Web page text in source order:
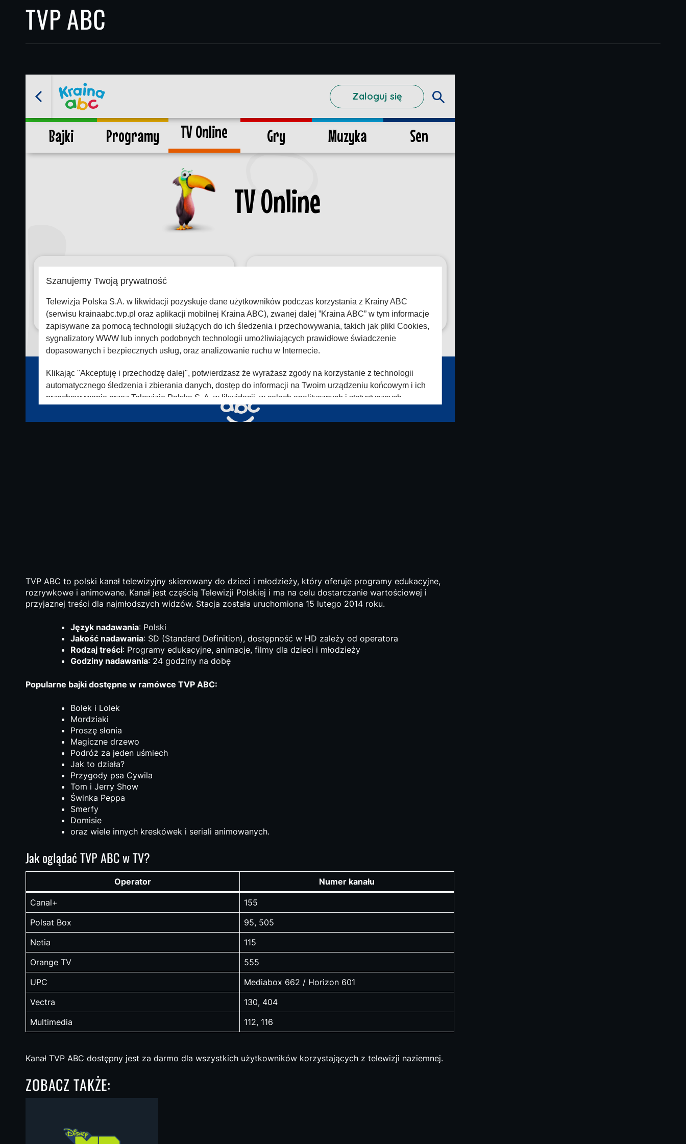
TVP ABC
TVP ABC to polski kanał telewizyjny skierowany do dzieci i młodzieży, który oferuje programy edukacyjne,
rozrywkowe i animowane. Kanał jest częścią Telewizji Polskiej i ma na celu dostarczanie wartościowej i
przyjaznej treści dla najmłodszych widzów. Stacja została uruchomiona 15 lutego 2014 roku.
Język nadawania: Polski
Jakość nadawania: SD (Standard Definition), dostępność w HD zależy od operatora
Rodzaj treści: Programy edukacyjne, animacje, filmy dla dzieci i młodzieży
Godziny nadawania: 24 godziny na dobę
Popularne bajki dostępne w ramówce TVP ABC:
Bolek i Lolek
Mordziaki
Proszę słonia
Magiczne drzewo
Podróż za jeden uśmiech
Jak to działa?
Przygody psa Cywila
Tom i Jerry Show
Świnka Peppa
Smerfy
Domisie
oraz wiele innych kreskówek i seriali animowanych.
Jak oglądać TVP ABC w TV?
Operator Numer kanału
Canal+
155
Polsat Box
95, 505
Netia
115
Orange TV
555
UPC
Mediabox 662 / Horizon 601
Vectra
130, 404
Multimedia
112, 116
Kanał TVP ABC dostępny jest za darmo dla wszystkich użytkowników korzystających z telewizji naziemnej.
ZOBACZ TAKŻE: